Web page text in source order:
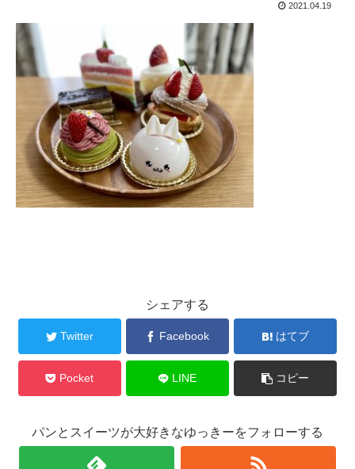
2021.04.19
シェアする
Twitter Facebook はてブ
Pocket LINE コピー
パンとスイーツが大好きなゆっきーをフォローする